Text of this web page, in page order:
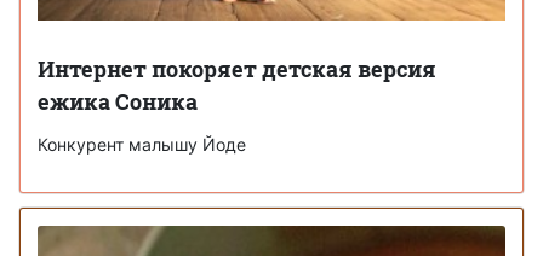
Интернет покоряет детская версия
ежика Соника
Конкурент малышу Йоде